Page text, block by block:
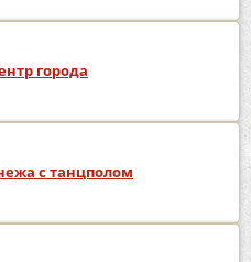
города
с танцполом